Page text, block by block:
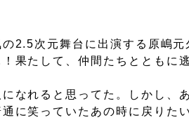
2.5次元舞台に出演する原嶋
たして、仲間たちとともに
なれると思ってた。しかし、
に笑っていたあの時に戻りた